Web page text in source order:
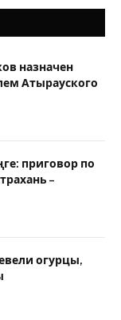
назначен
Атырауского
приговор по
–
огурцы,